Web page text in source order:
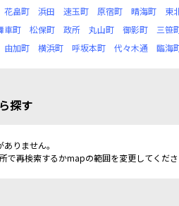
花畠町 浜田 速玉町 原宿町 晴海町 東
車町 松保町 政所 丸山町 御影町 三笹
由加町 横浜町 呼坂本町 代々木通 臨海
探す
りません。
で再検索するかmapの範囲を変更してくださ